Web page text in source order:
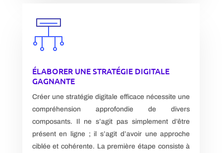
ÉLABORER UNE STRATÉGIE DIGITALE
GAGNANTE
Créer une stratégie digitale efficace nécessite une
compréhension approfondie de divers
composants. Il ne s’agit pas simplement d’être
présent en ligne ; il s’agit d’avoir une approche
ciblée et cohérente. La première étape consiste à